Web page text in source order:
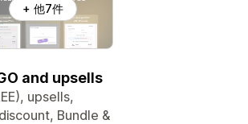
+ 他7件
and upsells
upsells,
Bundle &